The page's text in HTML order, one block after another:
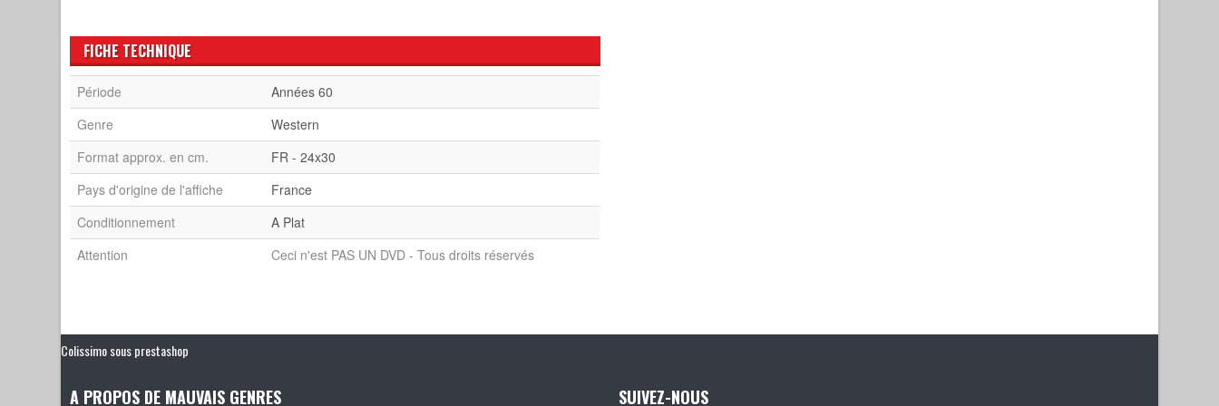
FICHE TECHNIQUE
Période
Années 60
Genre
Western
Format approx. en cm.
FR - 24x30
Pays d'origine de l'affiche
France
Conditionnement
A Plat
Attention
Ceci n'est PAS UN DVD - Tous droits réservés
Colissimo sous prestashop
A PROPOS DE MAUVAIS GENRES SUIVEZ-NOUS